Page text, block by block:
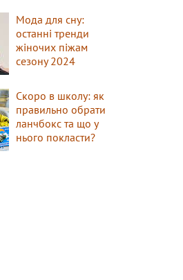
Мода для сну:
останні тренди
жіночих піжам
сезону 2024
Скоро в школу: як
правильно обрати
ланчбокс та що у
нього покласти?